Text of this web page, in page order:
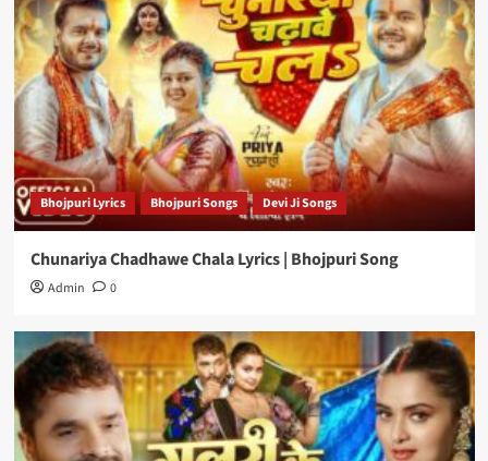
Bhojpuri Lyrics Bhojpuri Songs Devi Ji Songs
Chunariya Chadhawe Chala Lyrics | Bhojpuri Song
Admin 0